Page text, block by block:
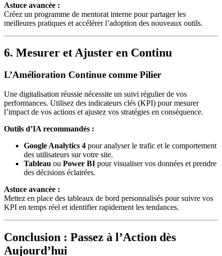
Astuce avancée :
Créez un programme de mentorat interne pour partager les
meilleures pratiques et accélérer l’adoption des nouveaux outils.
6. Mesurer et Ajuster en Continu
L’Amélioration Continue comme Pilier
Une digitalisation réussie nécessite un suivi régulier de vos
performances. Utilisez des indicateurs clés (KPI) pour mesurer
l’impact de vos actions et ajustez vos stratégies en conséquence.
Outils d’IA recommandés :
Google Analytics 4 pour analyser le trafic et le comportement
des utilisateurs sur votre site.
Tableau ou Power BI pour visualiser vos données et prendre
des décisions éclairées.
Astuce avancée :
Mettez en place des tableaux de bord personnalisés pour suivre vos
KPI en temps réel et identifier rapidement les tendances.
Conclusion : Passez à l’Action dès
Aujourd’hui